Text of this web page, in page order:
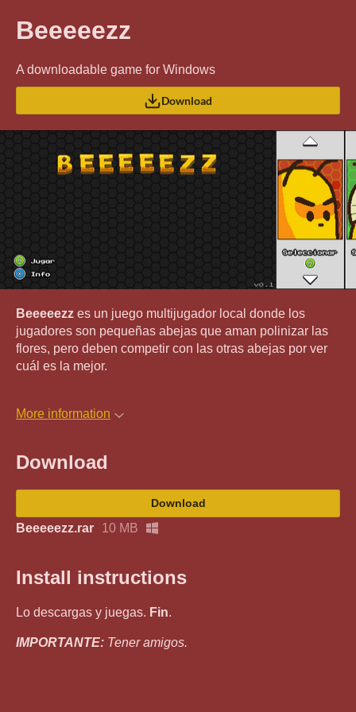
Beeeeezz
A downloadable game for Windows
Download
Beeeeezz es un juego multijugador local donde los
jugadores son pequeñas abejas que aman polinizar las
flores, pero deben competir con las otras abejas por ver
cuál es la mejor.
More information
Download
Download
Beeeeezz.rar 10 MB
Install instructions
Lo descargas y juegas. Fin.
IMPORTANTE: Tener amigos.